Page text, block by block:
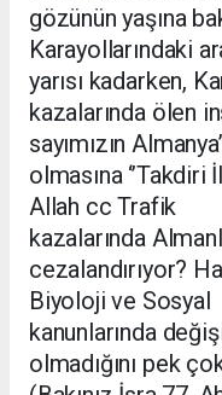
gözünün yaşına
Karayollarındaki
yarısı kadarken,
kazalarında ölen
sayımızın
olmasına
Allah cc Trafik
kazalarında
cezalandırıyor?
Biyoloji ve Sosyal
kanunlarında
olmadığını pek